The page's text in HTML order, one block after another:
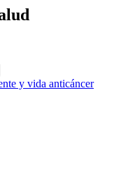
y vida anticáncer